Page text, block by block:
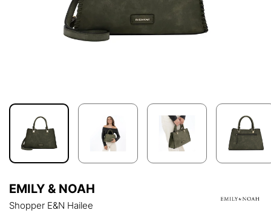
EMILY & NOAH
Shopper E&N Hailee